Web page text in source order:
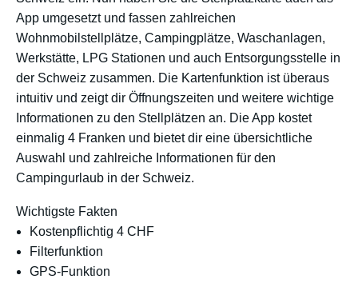
App umgesetzt und fassen zahlreichen
Wohnmobilstellplätze, Campingplätze, Waschanlagen,
Werkstätte, LPG Stationen und auch Entsorgungsstelle in
der Schweiz zusammen. Die Kartenfunktion ist überaus
intuitiv und zeigt dir Öffnungszeiten und weitere wichtige
Informationen zu den Stellplätzen an. Die App kostet
einmalig 4 Franken und bietet dir eine übersichtliche
Auswahl und zahlreiche Informationen für den
Campingurlaub in der Schweiz.
Wichtigste Fakten
Kostenpflichtig 4 CHF
Filterfunktion
GPS-Funktion